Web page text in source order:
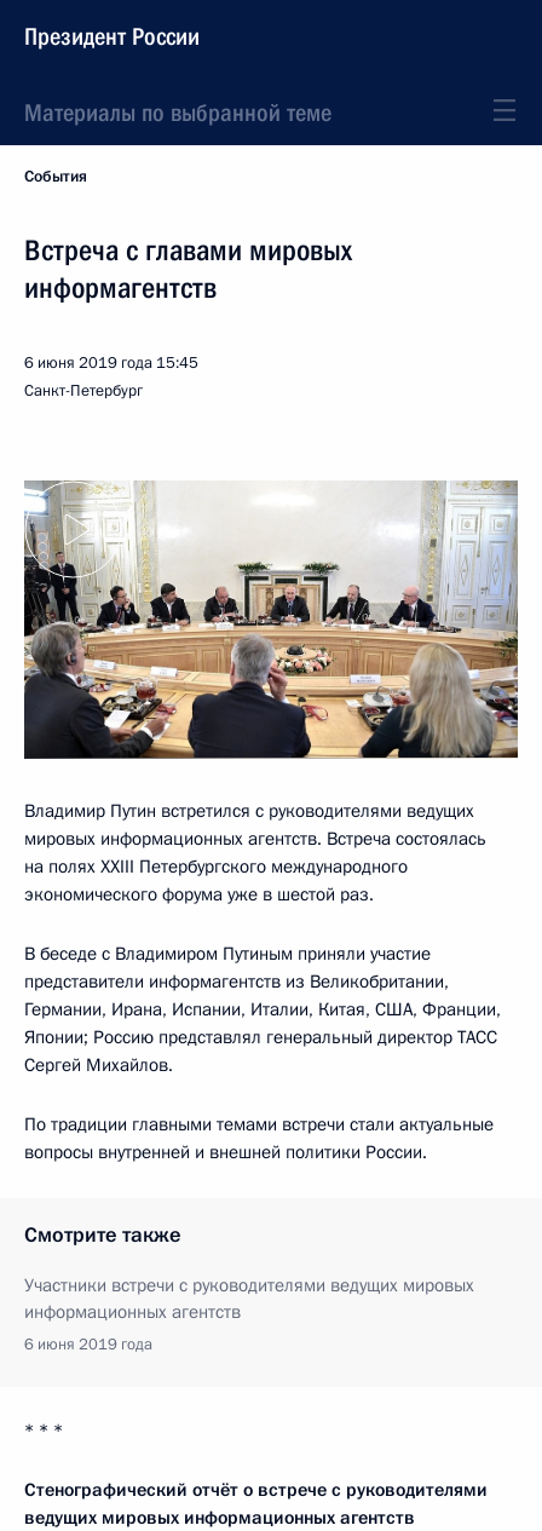
Президент России
Материалы по выбранной теме
События
Встреча с главами мировых
информагентств
6 июня 2019 года 15:45
Санкт-Петербург
Владимир Путин встретился с руководителями ведущих
мировых информационных агентств. Встреча состоялась
на полях XXIII Петербургского международного
экономического форума уже в шестой раз.
В беседе с Владимиром Путиным приняли участие
представители информагентств из Великобритании,
Германии, Ирана, Испании, Италии, Китая, США, Франции,
Японии; Россию представлял генеральный директор ТАСС
Сергей Михайлов.
По традиции главными темами встречи стали актуальные
вопросы внутренней и внешней политики России.
Смотрите также
Участники встречи с руководителями ведущих мировых
информационных агентств
6 июня 2019 года
* * *
Стенографический отчёт о встрече с руководителями
ведущих мировых информационных агентств